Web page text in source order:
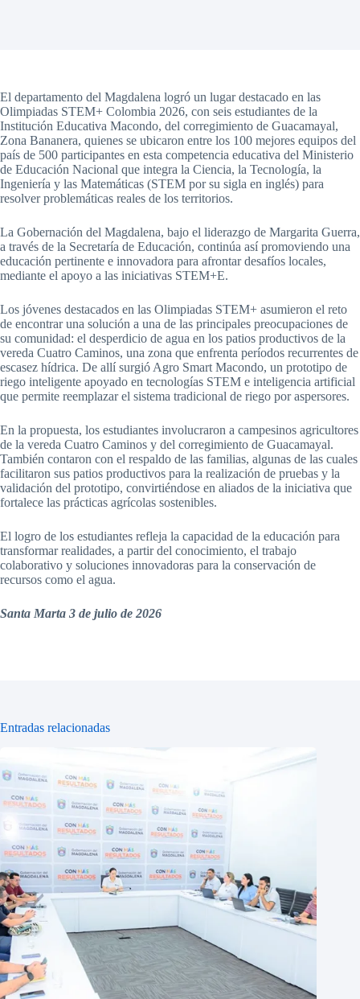
El departamento del Magdalena logró un lugar destacado en las
Olimpiadas STEM+ Colombia 2026, con seis estudiantes de la
Institución Educativa Macondo, del corregimiento de Guacamayal,
Zona Bananera, quienes se ubicaron entre los 100 mejores equipos del
país de 500 participantes en esta competencia educativa del Ministerio
de Educación Nacional que integra la Ciencia, la Tecnología, la
Ingeniería y las Matemáticas (STEM por su sigla en inglés) para
resolver problemáticas reales de los territorios.
La Gobernación del Magdalena, bajo el liderazgo de Margarita Guerra,
a través de la Secretaría de Educación, continúa así promoviendo una
educación pertinente e innovadora para afrontar desafíos locales,
mediante el apoyo a las iniciativas STEM+E.
Los jóvenes destacados en las Olimpiadas STEM+ asumieron el reto
de encontrar una solución a una de las principales preocupaciones de
su comunidad: el desperdicio de agua en los patios productivos de la
vereda Cuatro Caminos, una zona que enfrenta períodos recurrentes de
escasez hídrica. De allí surgió Agro Smart Macondo, un prototipo de
riego inteligente apoyado en tecnologías STEM e inteligencia artificial
que permite reemplazar el sistema tradicional de riego por aspersores.
En la propuesta, los estudiantes involucraron a campesinos agricultores
de la vereda Cuatro Caminos y del corregimiento de Guacamayal.
También contaron con el respaldo de las familias, algunas de las cuales
facilitaron sus patios productivos para la realización de pruebas y la
validación del prototipo, convirtiéndose en aliados de la iniciativa que
fortalece las prácticas agrícolas sostenibles.
El logro de los estudiantes refleja la capacidad de la educación para
transformar realidades, a partir del conocimiento, el trabajo
colaborativo y soluciones innovadoras para la conservación de
recursos como el agua.
Santa Marta 3 de julio de 2026
Entradas relacionadas